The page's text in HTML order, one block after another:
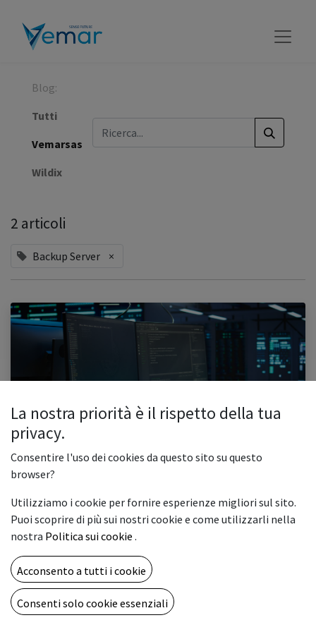
Blog:
Tutti
Vemarsas
Wildix
2 articoli
Backup Server ×
La Sicurezza Informatica nelle PMI: i rischi
nascosti che non puoi ignorare
In questo articolo Introduzione I principali rischi per le PMI Errori comuni
delle PMI nella gestione della sicurezza Come proteggere la tua PMI in pochi
passi Conclusione /* Importing Source Sans Pro...
Backup aziendale Backup Server
Cybersecurity
cybersecurity aziendale
prevenzione Sicurezza
0 2907
La nostra priorità è il rispetto della tua
privacy.
Consentire l'uso dei cookies da questo sito su questo
browser?
Utilizziamo i cookie per fornire esperienze migliori sul sito.
Puoi scoprire di più sui nostri cookie e come utilizzarli nella
nostra Politica sui cookie .
Acconsento a tutti i cookie
Consenti solo cookie essenziali